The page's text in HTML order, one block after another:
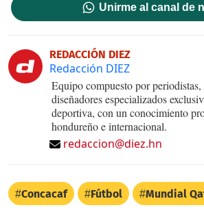
Unirme al canal de
REDACCIÓN DIEZ
Redacción DIEZ
Equipo compuesto por
diseñadores especializados
deportiva, con un conocimiento
hondureño e internacional.
redaccion@diez.hn
Concacaf Fútbol Mundial